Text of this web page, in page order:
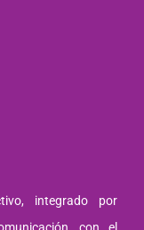
integrado por
con el